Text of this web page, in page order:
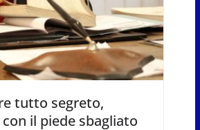
tutto segreto,
il piede sbagliato